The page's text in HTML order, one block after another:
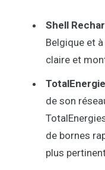
Shell
Belgique et
claire et
de son
de bornes
plus